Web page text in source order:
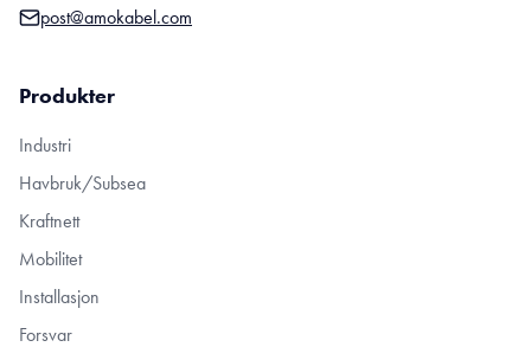
post@amokabel.com
Produkter
Industri
Havbruk/Subsea
Kraftnett
Mobilitet
Installasjon
Forsvar